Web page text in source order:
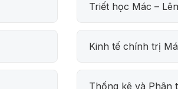
Triết học Mác –
Kinh tế chính trị
Thống kê và Phân